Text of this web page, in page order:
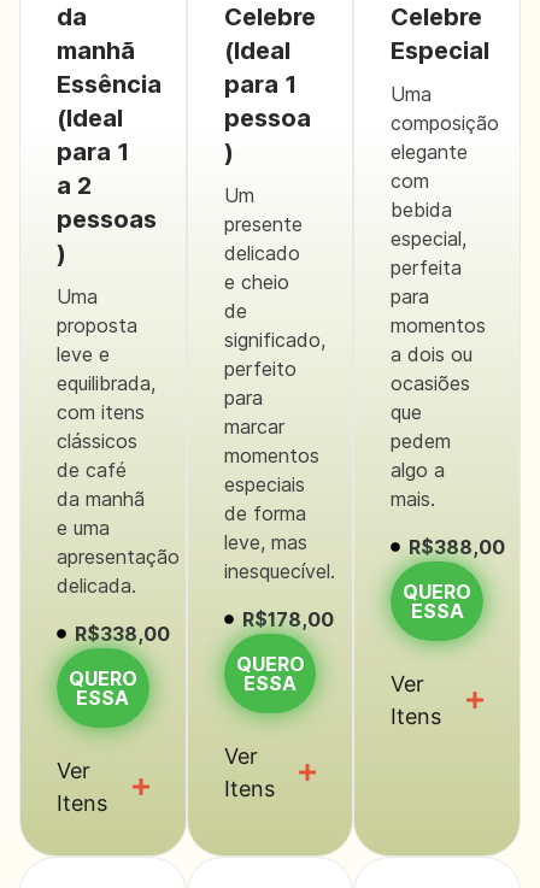
da
manhã
Essência
(Ideal
para 1
a 2
pessoas
)
Uma
proposta
leve e
equilibrada,
com itens
clássicos
de café
da manhã
e uma
apresentação
delicada.
R$338,00
QUERO
ESSA
Ver
Itens
Celebre
(Ideal
para 1
pessoa
)
Um
presente
delicado
e cheio
de
significado,
perfeito
para
marcar
momentos
especiais
de forma
leve, mas
inesquecível.
R$178,00
QUERO
ESSA
Ver
Itens
Celebre
Especial
Uma
composição
elegante
com
bebida
especial,
perfeita
para
momentos
a dois ou
ocasiões
que
pedem
algo a
mais.
R$388,00
QUERO
ESSA
Ver
Itens